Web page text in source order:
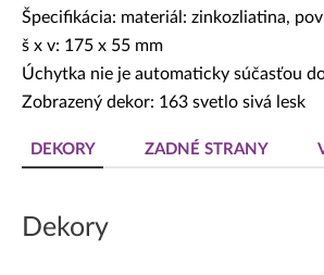
Špecifikácia: materiál: zinkozliatina,
š x v: 175 x 55 mm
Úchytka nie je automaticky súčasťou
Zobrazený dekor: 163 svetlo sivá lesk
DEKORY ZADNÉ STRANY
Dekory